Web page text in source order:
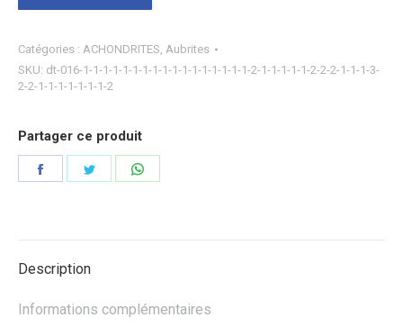
Catégories : ACHONDRITES Aubrites
SKU: dt-016-1-1-1-1-1-1-1-1-1-1-1-1-1-1-1-1-1-2-1-1-1-1-1-2-2-2-1-1-1-3-
2-2-1-1-1-1-1-1-1-2
Partager ce produit
Partager Partager
Description
Informations complémentaires